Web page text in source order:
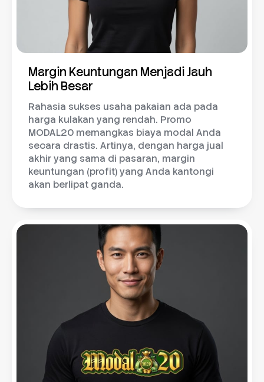
Margin Keuntungan Menjadi Jauh
Lebih Besar
Rahasia sukses usaha pakaian ada pada
harga kulakan yang rendah. Promo
MODAL20 memangkas biaya modal Anda
secara drastis. Artinya, dengan harga jual
akhir yang sama di pasaran, margin
keuntungan (profit) yang Anda kantongi
akan berlipat ganda.